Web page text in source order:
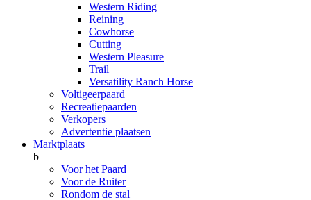
Western Riding
Reining
Cowhorse
Cutting
Western Pleasure
Trail
Versatility Ranch Horse
Voltigeerpaard
Recreatiepaarden
Verkopers
Advertentie plaatsen
Marktplaats
b
Voor het Paard
Voor de Ruiter
Rondom de stal